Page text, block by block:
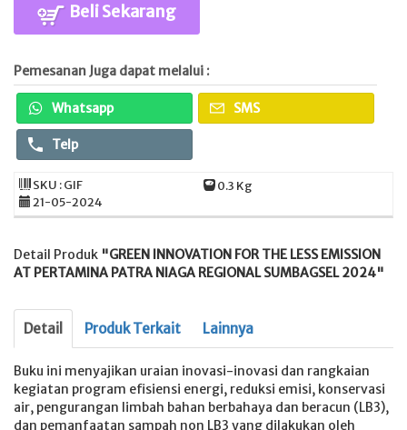
Beli Sekarang
Pemesanan Juga dapat melalui :
Whatsapp SMS
Telp
SKU : GIF
0.3 Kg
21-05-2024
Detail Produk "GREEN INNOVATION FOR THE LESS EMISSION
AT PERTAMINA PATRA NIAGA REGIONAL SUMBAGSEL 2024"
Detail Produk Terkait Lainnya
Buku ini menyajikan uraian inovasi-inovasi dan rangkaian
kegiatan program efisiensi energi, reduksi emisi, konservasi
air, pengurangan limbah bahan berbahaya dan beracun (LB3),
dan pemanfaatan sampah non LB3 yang dilakukan oleh